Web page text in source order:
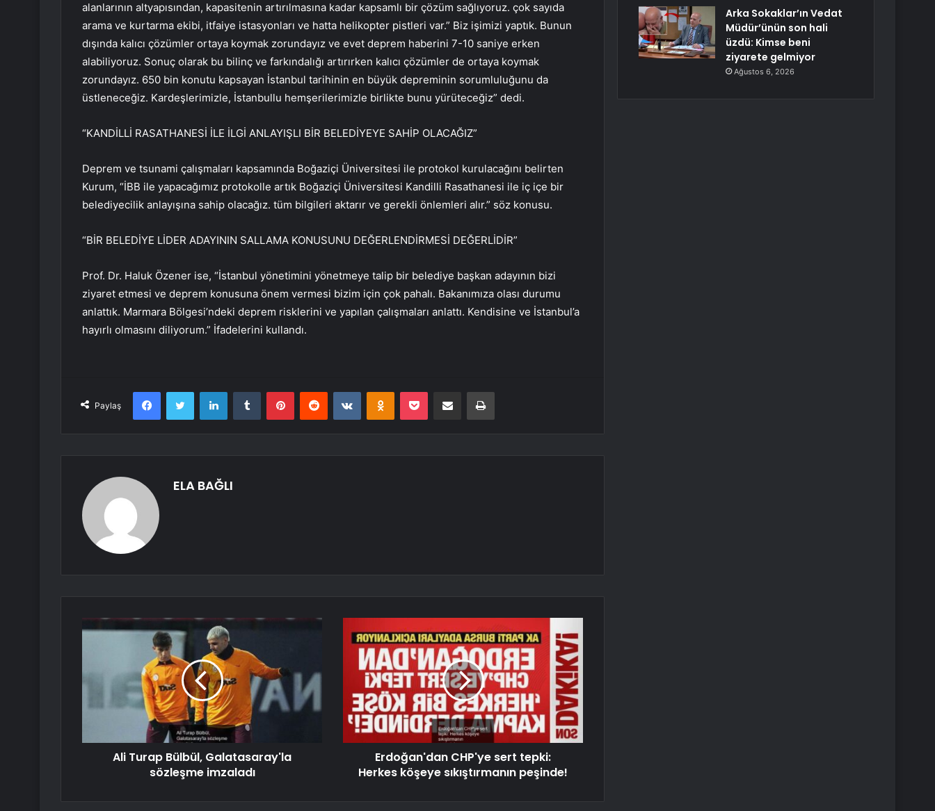
alanlarının altyapısından, kapasitenin artırılmasına kadar kapsamlı bir çözüm sağlıyoruz. çok sayıda
arama ve kurtarma ekibi, itfaiye istasyonları ve hatta helikopter pistleri var.” Biz işimizi yaptık. Bunun
dışında kalıcı çözümler ortaya koymak zorundayız ve evet deprem haberini 7-10 saniye erken
alabiliyoruz. Sonuç olarak bu bilinç ve farkındalığı artırırken kalıcı çözümler de ortaya koymak
zorundayız. 650 bin konutu kapsayan İstanbul tarihinin en büyük depreminin sorumluluğunu da
üstleneceğiz. Kardeşlerimizle, İstanbullu hemşerilerimizle birlikte bunu yürüteceğiz” dedi.
“KANDİLLİ RASATHANESİ İLE İLGİ ANLAYIŞLI BİR BELEDİYEYE SAHİP OLACAĞIZ”
Deprem ve tsunami çalışmaları kapsamında Boğaziçi Üniversitesi ile protokol kurulacağını belirten
Kurum, “İBB ile yapacağımız protokolle artık Boğaziçi Üniversitesi Kandilli Rasathanesi ile iç içe bir
belediyecilik anlayışına sahip olacağız. tüm bilgileri aktarır ve gerekli önlemleri alır.” söz konusu.
“BİR BELEDİYE LİDER ADAYININ SALLAMA KONUSUNU DEĞERLENDİRMESİ DEĞERLİDİR”
Prof. Dr. Haluk Özener ise, “İstanbul yönetimini yönetmeye talip bir belediye başkan adayının bizi
ziyaret etmesi ve deprem konusuna önem vermesi bizim için çok pahalı. Bakanımıza olası durumu
anlattık. Marmara Bölgesi’ndeki deprem risklerini ve yapılan çalışmaları anlattı. Kendisine ve İstanbul’a
hayırlı olmasını diliyorum.” İfadelerini kullandı.
Paylaş
FacebookTwitter LinkedInTumblr PinterestReddit VKontakteOdnoklassniki
Pocket E-Posta ile paylaş Yazdır
ELA BAĞLI
Ali Turap Bülbül, Galatasaray'la
sözleşme imzaladı
Erdoğan'dan CHP'ye sert tepki:
Herkes köşeye sıkıştırmanın peşinde!
Arka Sokaklar’ın Vedat
Müdür’ünün son hali
üzdü: Kimse beni
ziyarete gelmiyor
Ağustos 6, 2026